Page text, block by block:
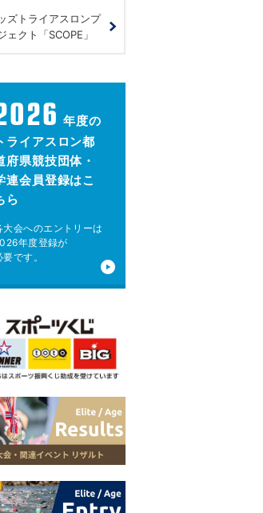
ズトライアスロンプ
ェクト「SCOPE」
年度の
ライアスロン都
府県競技団体・
連会員登録はこ
ら
大会へのエントリーは
年度登録が
要です。